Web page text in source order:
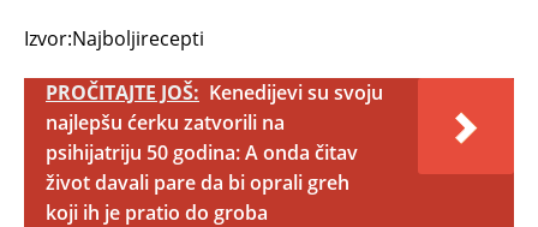
Izvor:Najboljirecepti
PROČITAJTE JOŠ: Kenedijevi su svoju
najlepšu ćerku zatvorili na
psihijatriju 50 godina: A onda čitav
život davali pare da bi oprali greh
koji ih je pratio do groba